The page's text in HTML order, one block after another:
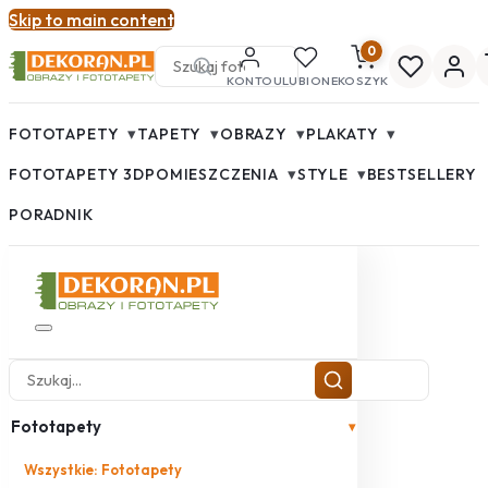
Skip to main content
KONTOULUBIONE
0
KOSZYK
FOTOTAPETY ▾TAPETY ▾OBRAZY ▾PLAKATY ▾
FOTOTAPETY 3DPOMIESZCZENIA ▾STYLE ▾BESTSELLERY
PORADNIK
Fototapety ▾
Wszystkie: Fototapety